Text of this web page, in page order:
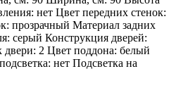
нет Цвет передних стенок:
прозрачный Материал задних
серый Конструкция дверей:
2 Цвет поддона: белый
нет Подсветка на